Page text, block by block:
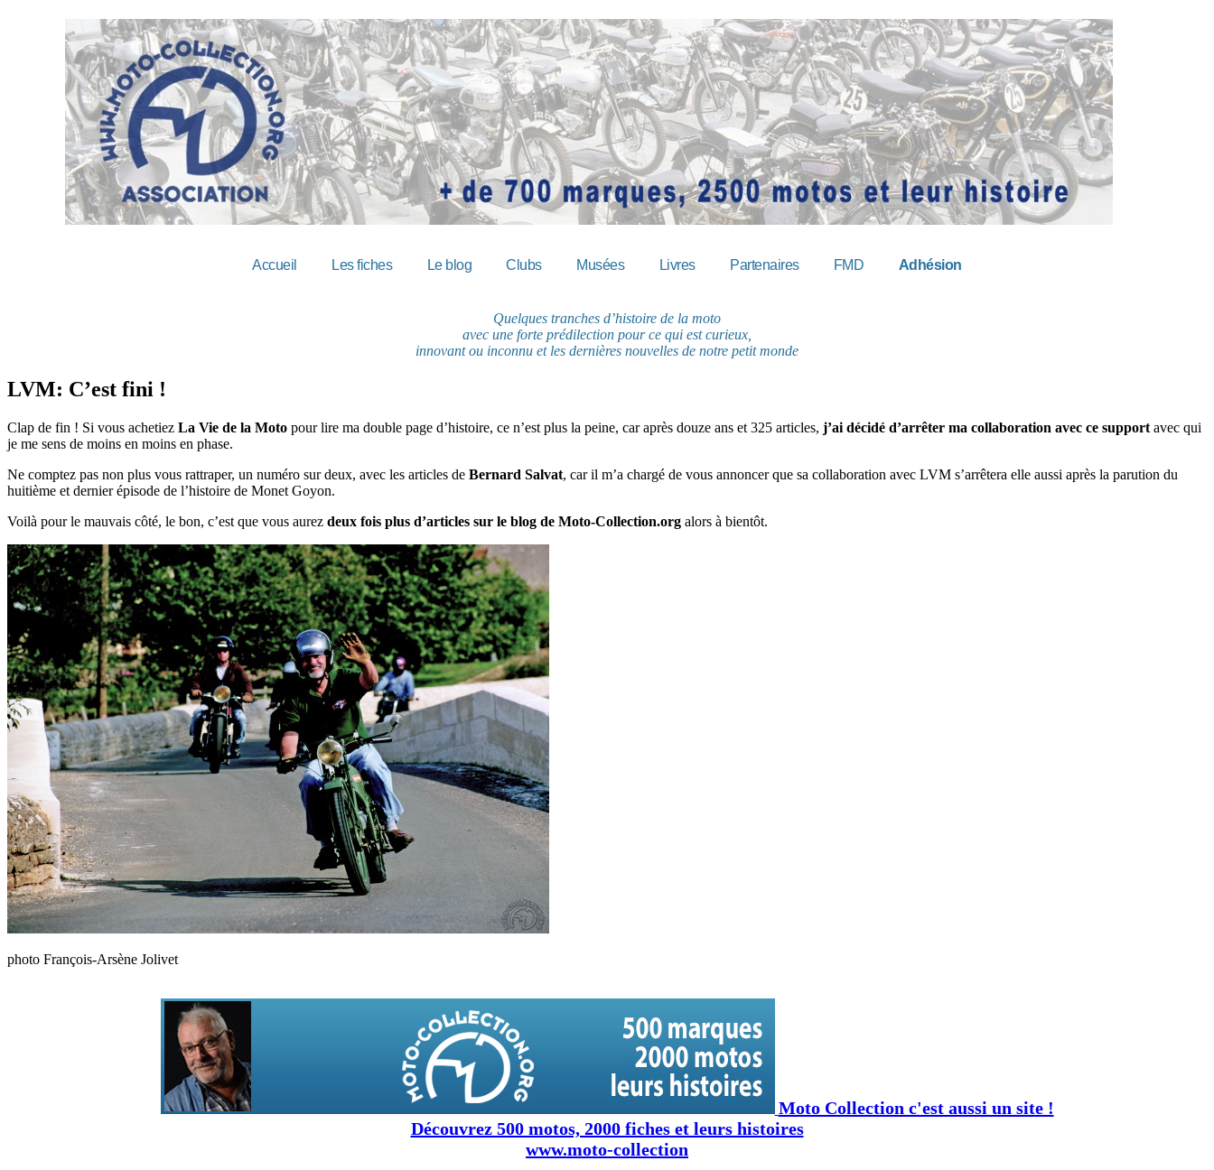
Accueil Les fiches Le blog Clubs Musées Livres Partenaires FMD Adhésion
Quelques tranches d’histoire de la moto
avec une forte prédilection pour ce qui est curieux,
innovant ou inconnu et les dernières nouvelles de notre petit monde
LVM: C’est fini !
Clap de fin ! Si vous achetiez La Vie de la Moto pour lire ma double page d’histoire, ce n’est plus la peine, car après douze ans et 325 articles, j’ai décidé d’arrêter ma collaboration avec ce support avec qui
je me sens de moins en moins en phase.
Ne comptez pas non plus vous rattraper, un numéro sur deux, avec les articles de Bernard Salvat, car il m’a chargé de vous annoncer que sa collaboration avec LVM s’arrêtera elle aussi après la parution du
huitième et dernier épisode de l’histoire de Monet Goyon.
Voilà pour le mauvais côté, le bon, c’est que vous aurez deux fois plus d’articles sur le blog de Moto-Collection.org alors à bientôt.
photo François-Arsène Jolivet
Moto Collection c'est aussi un site !
Découvrez 500 motos, 2000 fiches et leurs histoires
www.moto-collection